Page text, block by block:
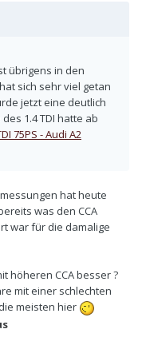
übrigens in den
sich sehr viel getan
jetzt eine deutlich
1.4 TDI hatte ab
75PS - Audi A2
hat heute
was den CCA
war für die damalige
höheren CCA besser ?
mit einer schlechten
meisten hier